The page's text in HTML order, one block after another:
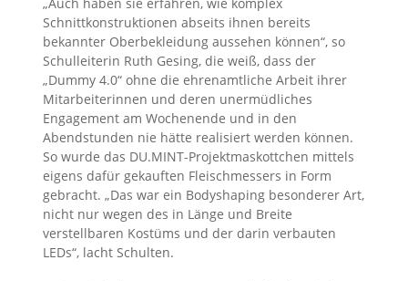
Schnittkonstruktionen abseits ihnen bereits
bekannter Oberbekleidung aussehen können“, so
Schulleiterin Ruth Gesing, die weiß, dass der
„Dummy 4.0“ ohne die ehrenamtliche Arbeit ihrer
Mitarbeiterinnen und deren unermüdliches
Engagement am Wochenende und in den
Abendstunden nie hätte realisiert werden können.
So wurde das DU.MINT-Projektmaskottchen mittels
eigens dafür gekauften Fleischmessers in Form
gebracht. „Das war ein Bodyshaping besonderer Art,
nicht nur wegen des in Länge und Breite
verstellbaren Kostüms und der darin verbauten
LEDs“, lacht Schulten.